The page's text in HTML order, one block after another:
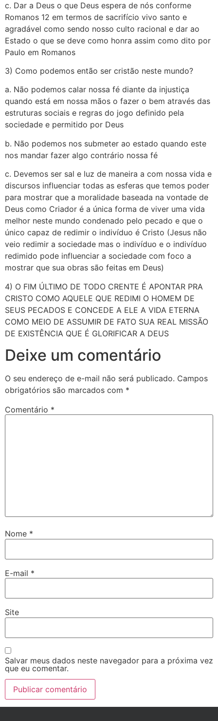
c. Dar a Deus o que Deus espera de nós conforme
Romanos 12 em termos de sacrifício vivo santo e
agradável como sendo nosso culto racional e dar ao
Estado o que se deve como honra assim como dito por
Paulo em Romanos
3) Como podemos então ser cristão neste mundo?
a. Não podemos calar nossa fé diante da injustiça
quando está em nossa mãos o fazer o bem através das
estruturas sociais e regras do jogo definido pela
sociedade e permitido por Deus
b. Não podemos nos submeter ao estado quando este
nos mandar fazer algo contrário nossa fé
c. Devemos ser sal e luz de maneira a com nossa vida e
discursos influenciar todas as esferas que temos poder
para mostrar que a moralidade baseada na vontade de
Deus como Criador é a única forma de viver uma vida
melhor neste mundo condenado pelo pecado e que o
único capaz de redimir o indivíduo é Cristo (Jesus não
veio redimir a sociedade mas o indivíduo e o indivíduo
redimido pode influenciar a sociedade com foco a
mostrar que sua obras são feitas em Deus)
4) O FIM ÚLTIMO DE TODO CRENTE É APONTAR PRA
CRISTO COMO AQUELE QUE REDIMI O HOMEM DE
SEUS PECADOS E CONCEDE A ELE A VIDA ETERNA
COMO MEIO DE ASSUMIR DE FATO SUA REAL MISSÃO
DE EXISTÊNCIA QUE É GLORIFICAR A DEUS
Deixe um comentário
O seu endereço de e-mail não será publicado. Campos
obrigatórios são marcados com *
Comentário *
Nome *
E-mail *
Site
Salvar meus dados neste navegador para a próxima vez
que eu comentar.